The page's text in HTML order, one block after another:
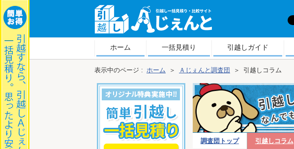
越しＡじぇんと
ホーム 一括見積り 引越しガイド
表示中のページ : ホーム ＞ Ａじぇんと調査団 ＞ 引越しコラム
調査団トップ 引越しコラム